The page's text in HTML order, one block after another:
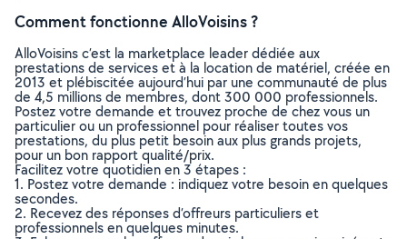
Comment fonctionne AlloVoisins ?
AlloVoisins c’est la marketplace leader dédiée aux
prestations de services et à la location de matériel, créée en
2013 et plébiscitée aujourd’hui par une communauté de plus
de 4,5 millions de membres, dont 300 000 professionnels.
Postez votre demande et trouvez proche de chez vous un
particulier ou un professionnel pour réaliser toutes vos
prestations, du plus petit besoin aux plus grands projets,
pour un bon rapport qualité/prix.
Facilitez votre quotidien en 3 étapes :
1. Postez votre demande : indiquez votre besoin en quelques
secondes.
2. Recevez des réponses d’offreurs particuliers et
professionnels en quelques minutes.